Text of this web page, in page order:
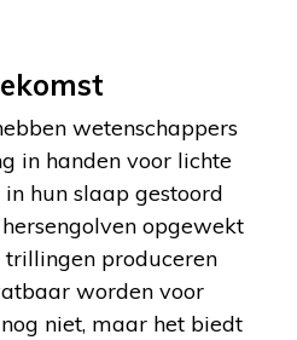
wetenschappers
in handen voor lichte
hun slaap gestoord
opgewekt
produceren
worden voor
niet, maar het biedt